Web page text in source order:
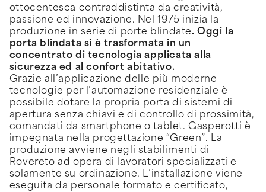
ottocentesca contraddistinta da creatività,
passione ed innovazione. Nel 1975 inizia la
produzione in serie di porte blindate. Oggi la
porta blindata si è trasformata in un
concentrato di tecnologia applicata alla
sicurezza ed al confort abitativo.
Grazie all’applicazione delle più moderne
tecnologie per l’automazione residenziale è
possibile dotare la propria porta di sistemi di
apertura senza chiavi e di controllo di prossimità,
comandati da smartphone o tablet. Gasperotti è
impegnata nella progettazione “Green”. La
produzione avviene negli stabilimenti di
Rovereto ad opera di lavoratori specializzati e
solamente su ordinazione. L’installazione viene
eseguita da personale formato e certificato,